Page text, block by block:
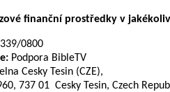
finanční prostředky v
0800
Podpora BibleTV
Cesky Tesin (CZE),
737 01 Cesky Tesin, Czech